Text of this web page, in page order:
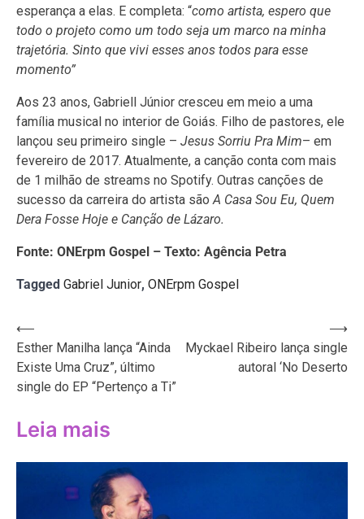
esperança a elas. E completa: “como artista, espero que
todo o projeto como um todo seja um marco na minha
trajetória. Sinto que vivi esses anos todos para esse
momento”
Aos 23 anos, Gabriell Júnior cresceu em meio a uma
família musical no interior de Goiás. Filho de pastores, ele
lançou seu primeiro single – Jesus Sorriu Pra Mim– em
fevereiro de 2017. Atualmente, a canção conta com mais
de 1 milhão de streams no Spotify. Outras canções de
sucesso da carreira do artista são A Casa Sou Eu, Quem
Dera Fosse Hoje e Canção de Lázaro.
Fonte: ONErpm Gospel – Texto: Agência Petra
Tagged Gabriel Junior, ONErpm Gospel
Navegação
de
Post
⟵
Esther Manilha lança “Ainda
Existe Uma Cruz”, último
single do EP “Pertenço a Ti”
Myckael Ribeiro lança single
autoral ‘No Deserto
⟶
Leia mais